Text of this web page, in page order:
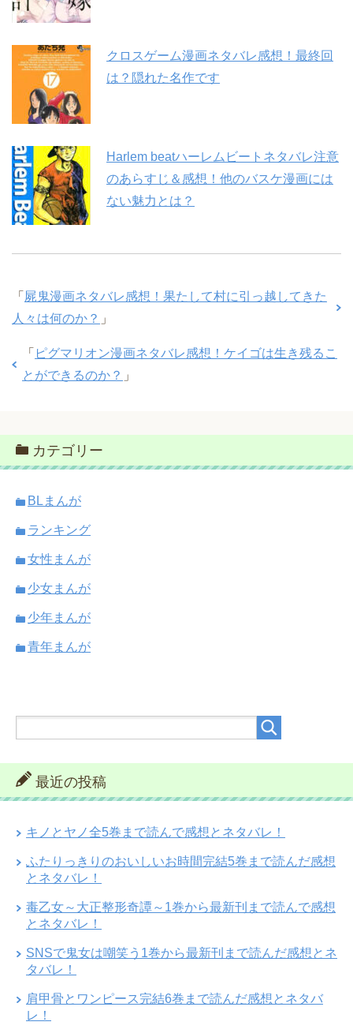
クロスゲーム漫画ネタバレ感想！最終回
は？隠れた名作です
Harlem beatハーレムビートネタバレ注意
のあらすじ＆感想！他のバスケ漫画には
ない魅力とは？
「 屍鬼漫画ネタバレ感想！果たして村に引っ越してきた
人々は何のか？ 」
「 ピグマリオン漫画ネタバレ感想！ケイゴは生き残るこ
とができるのか？ 」
カテゴリー
BLまんが
ランキング
女性まんが
少女まんが
少年まんが
青年まんが
最近の投稿
キノとヤノ全5巻まで読んで感想とネタバレ！
ふたりっきりのおいしいお時間完結5巻まで読んだ感想
とネタバレ！
毒乙女～大正整形奇譚～1巻から最新刊まで読んで感想
とネタバレ！
SNSで鬼女は嘲笑う1巻から最新刊まで読んだ感想とネ
タバレ！
肩甲骨とワンピース完結6巻まで読んだ感想とネタバ
レ！